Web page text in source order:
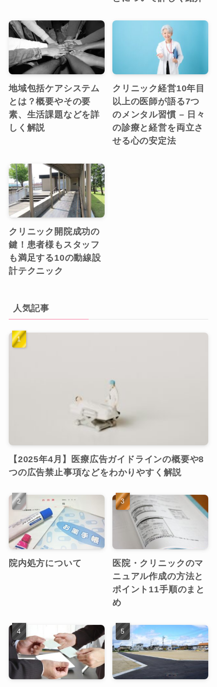
地域包括ケアシステム
とは？概要やその要
素、生活課題などを詳
しく解説
クリニック経営10年目
以上の医師が語る7つ
のメンタル習慣 – 日々
の診療と経営を両立さ
せる心の安定法
クリニック開院成功の
鍵！患者様もスタッフ
も満足する10の動線設
計テクニック
人気記事
【2025年4月】医療広告ガイドラインの概要や8
つの広告禁止事項などをわかりやすく解説
院内処方について
医院・クリニックのマ
ニュアル作成の方法と
ポイント11手順のまと
め